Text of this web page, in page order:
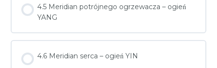
4.5 Meridian potrójnego ogrzewacza – ogień
YANG
4.6 Meridian serca – ogień YIN